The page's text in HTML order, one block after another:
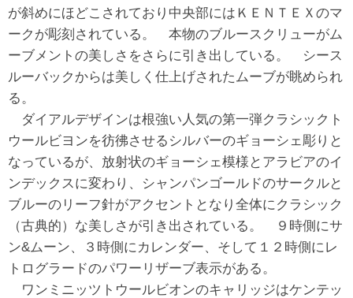
が斜めにほどこされており中央部にはＫＥＮＴＥＸのマ
ークが彫刻されている。 本物のブルースクリューがム
ーブメントの美しさをさらに引き出している。 シース
ルーバックからは美しく仕上げされたムーブが眺められ
る。
ダイアルデザインは根強い人気の第一弾クラシックト
ウールビヨンを彷彿させるシルバーのギョーシェ彫りと
なっているが、放射状のギョーシェ模様とアラビアのイ
ンデックスに変わり、シャンパンゴールドのサークルと
ブルーのリーフ針がアクセントとなり全体にクラシック
（古典的）な美しさが引き出されている。 ９時側にサ
ン&ムーン、３時側にカレンダー、そして１２時側にレ
トログラードのパワーリザーブ表示がある。
ワンミニッツトウールビオンのキャリッジはケンテッ